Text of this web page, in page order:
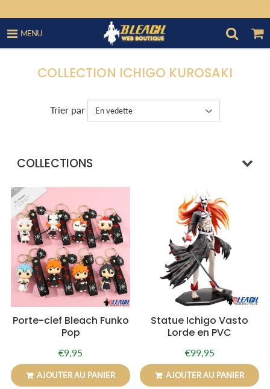
MENU
COLLECTION ICHIGO KUROSAKI
Trier par
COLLECTIONS
Porte-clef Bleach Funko
Pop
Prix
régulier
€9,95
AJOUTER AU PANIER
Statue Ichigo Vasto
Lorde en PVC
Prix
régulier
€99,95€99,95
AJOUTER AU PANIER